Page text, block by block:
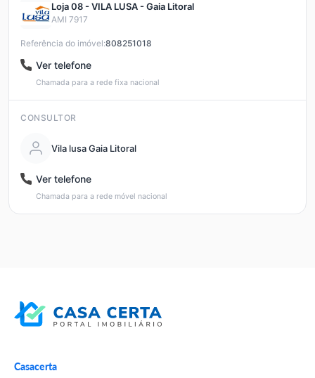
Loja 08 - VILA LUSA - Gaia Litoral
AMI 7917
Referência do imóvel:808251018
Ver telefone
Chamada para a rede fixa nacional
CONSULTOR
Vila lusa Gaia Litoral
Ver telefone
Chamada para a rede móvel nacional
Casacerta